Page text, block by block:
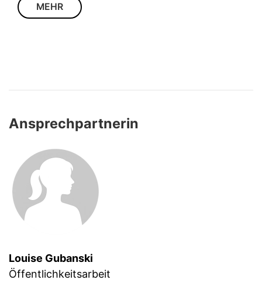
MEHR
Ansprechpartnerin
Louise Gubanski
Öffentlichkeitsarbeit